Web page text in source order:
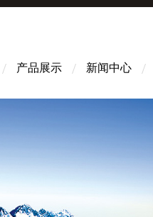
产品展示 新闻中心